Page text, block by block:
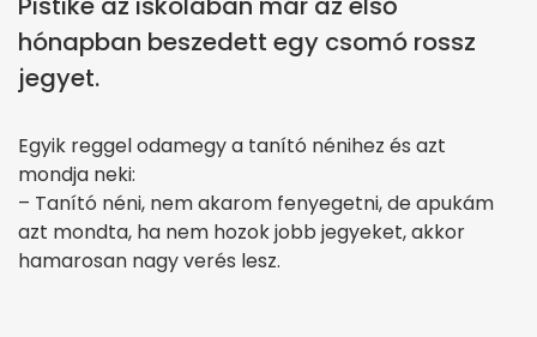
hónapban beszedett egy csomó rossz
jegyet.
Egyik reggel odamegy a tanító nénihez és azt
mondja neki:
– Tanító néni, nem akarom fenyegetni, de apukám
azt mondta, ha nem hozok jobb jegyeket, akkor
hamarosan nagy verés lesz.